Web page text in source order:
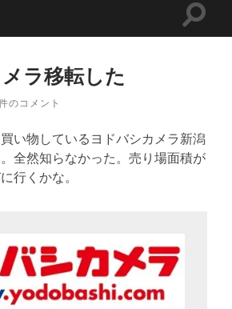
ノ
ー
ル
|
や
ら
日
記
を
ブ
ロ
グ
検
り
替
え
ラ移転した
のコメント
い物しているヨドバシカメラ新潟
全然知らなかった。売り場面積が
行くかな。